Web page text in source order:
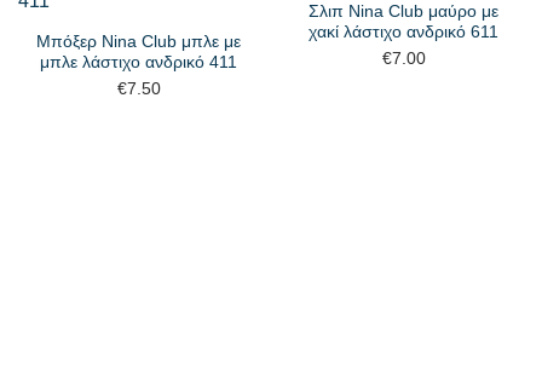
Μπόξερ Nina Club μπλε με
μπλε λάστιχο ανδρικό 411
€7.50
Σλιπ Nina Club μαύρο με
χακί λάστιχο ανδρικό 611
€7.00